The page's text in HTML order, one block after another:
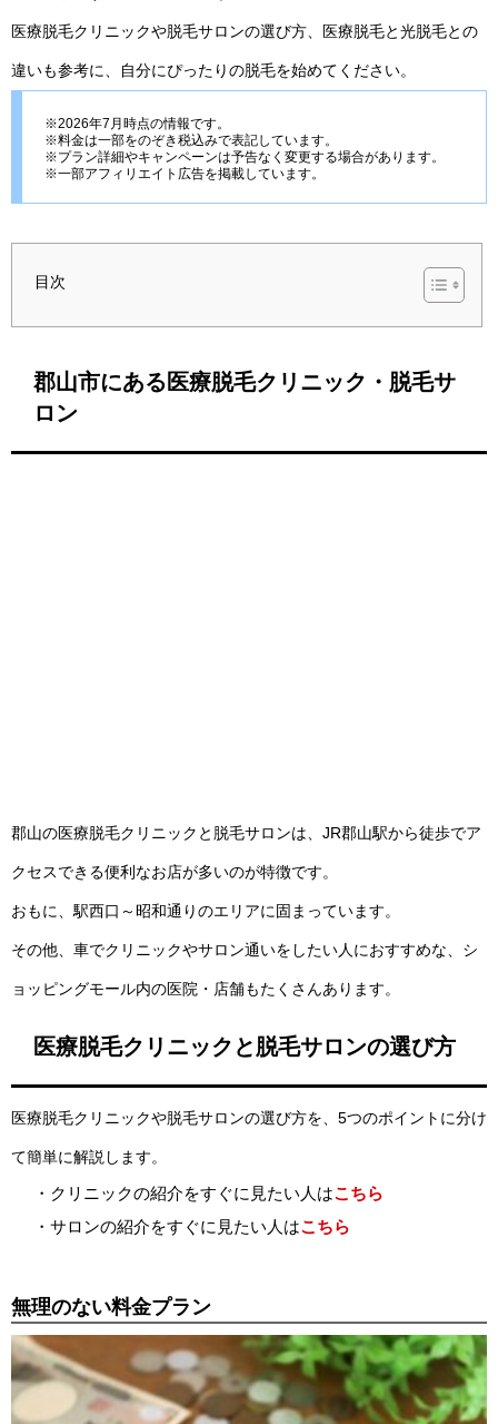
医療脱毛クリニックや脱毛サロンの選び方、医療脱毛と光脱毛との
違いも参考に、自分にぴったりの脱毛を始めてください。
※2026年7月時点の情報です。
※料金は一部をのぞき税込みで表記しています。
※プラン詳細やキャンペーンは予告なく変更する場合があります。
※一部アフィリエイト広告を掲載しています。
目次
郡山市にある医療脱毛クリニック・脱毛サ
ロン
郡山の医療脱毛クリニックと脱毛サロンは、JR郡山駅から徒歩でア
クセスできる便利なお店が多いのが特徴です。
おもに、駅西口～昭和通りのエリアに固まっています。
その他、車でクリニックやサロン通いをしたい人におすすめな、シ
ョッピングモール内の医院・店舗もたくさんあります。
医療脱毛クリニックと脱毛サロンの選び方
医療脱毛クリニックや脱毛サロンの選び方を、5つのポイントに分け
て簡単に解説します。
・クリニックの紹介をすぐに見たい人はこちら
・サロンの紹介をすぐに見たい人はこちら
無理のない料金プラン